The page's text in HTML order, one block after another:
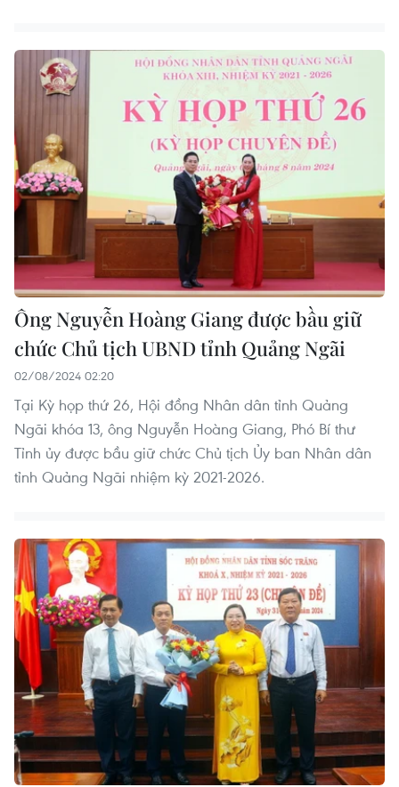
Ông Nguyễn Hoàng Giang được bầu giữ
chức Chủ tịch UBND tỉnh Quảng Ngãi
02/08/2024 02:20
Tại Kỳ họp thứ 26, Hội đồng Nhân dân tỉnh Quảng
Ngãi khóa 13, ông Nguyễn Hoàng Giang, Phó Bí thư
Tỉnh ủy được bầu giữ chức Chủ tịch Ủy ban Nhân dân
tỉnh Quảng Ngãi nhiệm kỳ 2021-2026.